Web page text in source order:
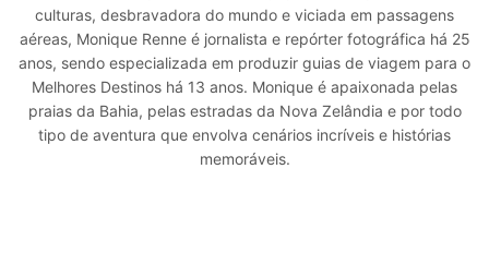
culturas, desbravadora do mundo e viciada em passagens
aéreas, Monique Renne é jornalista e repórter fotográfica há 25
anos, sendo especializada em produzir guias de viagem para o
Melhores Destinos há 13 anos. Monique é apaixonada pelas
praias da Bahia, pelas estradas da Nova Zelândia e por todo
tipo de aventura que envolva cenários incríveis e histórias
memoráveis.